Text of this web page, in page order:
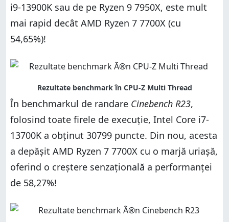
i9-13900K sau de pe Ryzen 9 7950X, este mult
mai rapid decât AMD Ryzen 7 7700X (cu
54,65%)!
În benchmarkul de randare Cinebench R23,
folosind toate firele de execuție, Intel Core i7-
13700K a obținut 30799 puncte. Din nou, acesta
a depășit AMD Ryzen 7 7700X cu o marjă uriașă,
oferind o creștere senzațională a performanței
de 58,27%!